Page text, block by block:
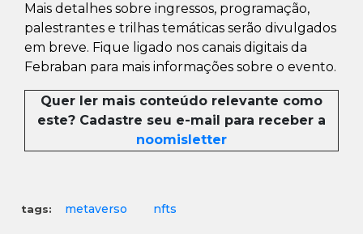
Mais detalhes sobre ingressos, programação,
palestrantes e trilhas temáticas serão divulgados
em breve. Fique ligado nos canais digitais da
Febraban para mais informações sobre o evento.
Quer ler mais conteúdo relevante como
este? Cadastre seu e-mail para receber a
noomisletter
tags: metaverso nfts